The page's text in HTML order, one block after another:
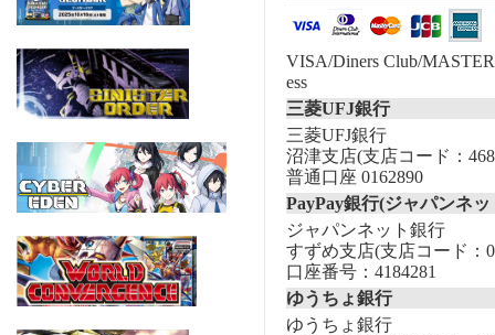
VISA/Diners Club/
ess
三菱UFJ銀行
三菱UFJ銀行
沼津支店(支店コード：
普通口座 0162890
PayPay銀行(ジャパンネ
ジャパンネット銀行
すずめ支店(支店コード：
口座番号：4184281
ゆうちょ銀行
ゆうちょ銀行